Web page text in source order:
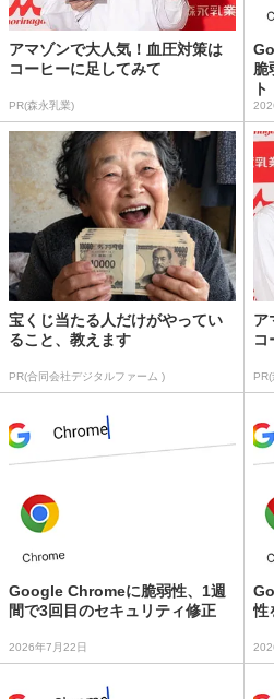
アマゾンで大人気！血圧対策は
コーヒーに足してみて
PR(森永乳業)
脆
ト
宝くじ当たる人だけがやってい
ること、教えます
PR(合同会社デジタルファーム )
ア
コ
Google Chromeに脆弱性、1週
間で3回目のセキュリティ修正
2026年7月22日
性